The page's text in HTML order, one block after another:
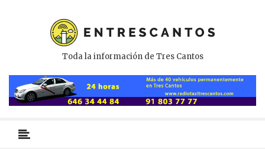
Toda la información de Tres Cantos
primario